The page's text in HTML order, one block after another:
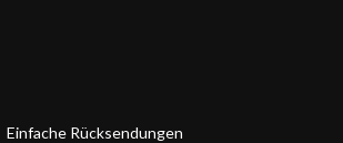
Einfache Rücksendungen